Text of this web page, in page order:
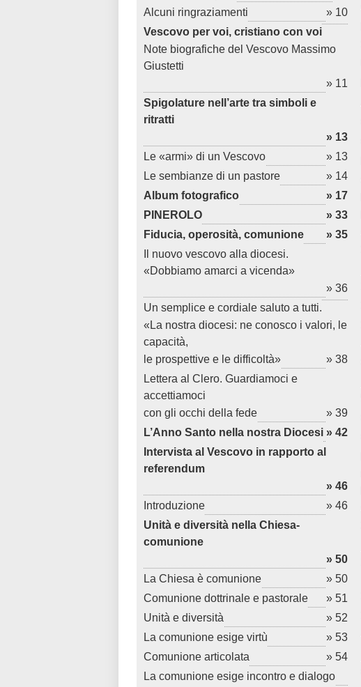
Alcuni ringraziamenti
» 10
Vescovo per voi, cristiano con voi
Note biografiche del Vescovo Massimo
Giustetti
» 11
Spigolature nell’arte tra simboli e
ritratti
» 13
Le «armi» di un Vescovo
» 13
Le sembianze di un pastore
» 14
Album fotografico
» 17
PINEROLO
» 33
Fiducia, operosità, comunione
» 35
Il nuovo vescovo alla diocesi.
«Dobbiamo amarci a vicenda»
» 36
Un semplice e cordiale saluto a tutti.
«La nostra diocesi: ne conosco i valori, le
capacità,
le prospettive e le difficoltà»
» 38
Lettera al Clero. Guardiamoci e
accettiamoci
con gli occhi della fede
» 39
L’Anno Santo nella nostra Diocesi » 42
Intervista al Vescovo in rapporto al
referendum
» 46
Introduzione
» 46
Unità e diversità nella Chiesa-
comunione
» 50
La Chiesa è comunione
» 50
Comunione dottrinale e pastorale
» 51
Unità e diversità
» 52
La comunione esige virtù
» 53
Comunione articolata
» 54
La comunione esige incontro e dialogo